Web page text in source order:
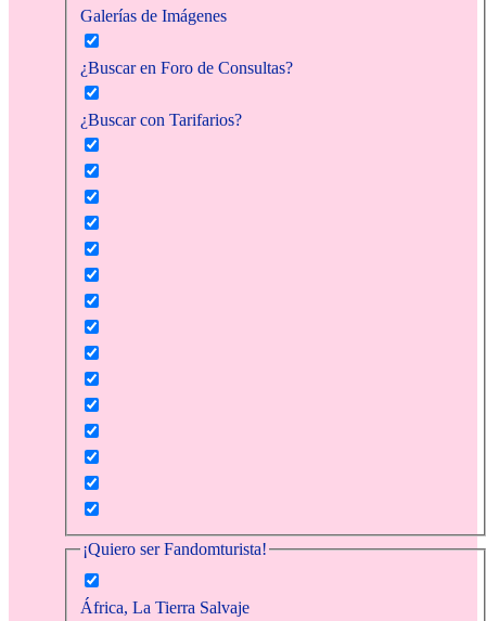
Galerías de Imágenes
¿Buscar en Foro de Consultas?
¿Buscar con Tarifarios?
¡Quiero ser Fandomturista!
África, La Tierra Salvaje